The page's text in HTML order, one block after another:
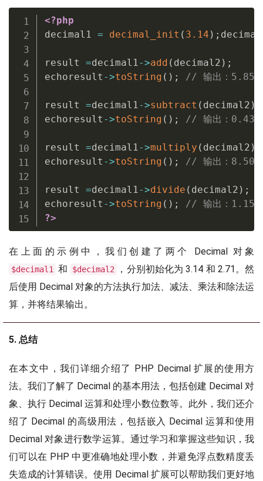
<?php
decimal1 = decimal_init ( 3.14 ) ;
result =decimal1->add ( decimal2 ) ;
echoresult ->toString ( ) ; // 输出：5.85
result =decimal1->subtract ( decimal2 )
echoresult ->toString ( ) ; // 输出：0.43
result =decimal1->multiply ( decimal2 )
echoresult ->toString ( ) ; // 输出：
result =decimal1->divide ( decimal2 ) ;
echoresult ->toString ( ) ;
// 输出：
?>
在上面的示例中，我们创建了两个 Decimal 对象
$decimal1 和 $decimal2
，分别初始化为 3.14 和 2.71。然
后使用 Decimal 对象的方法执行加法、减法、乘法和除法运
算，并将结果输出。
5. 总结
在本文中，我们详细介绍了 PHP Decimal 扩展的使用方
法。我们了解了 Decimal 的基本用法，包括创建 Decimal 对
象、执行 Decimal 运算和处理小数位数等。此外，我们还介
绍了 Decimal 的高级用法，包括嵌入 Decimal 运算和使用
Decimal 对象进行数学运算。通过学习和掌握这些知识，我
们可以在 PHP 中更准确地处理小数，并避免浮点数精度丢
失造成的计算错误。使用 Decimal 扩展可以帮助我们更好地